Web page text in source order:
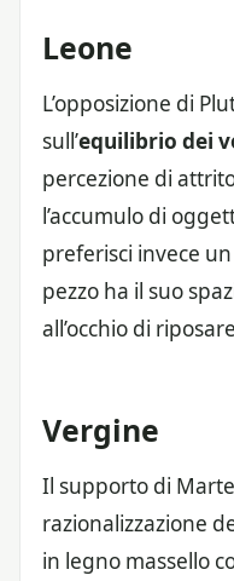
Leone
L’opposizione di
sull’equilibrio dei
percezione di
l’accumulo di
preferisci invece
pezzo ha il suo
all’occhio di
Vergine
Il supporto di
razionalizzazione
in legno massello